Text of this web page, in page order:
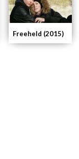
Freeheld (2015)